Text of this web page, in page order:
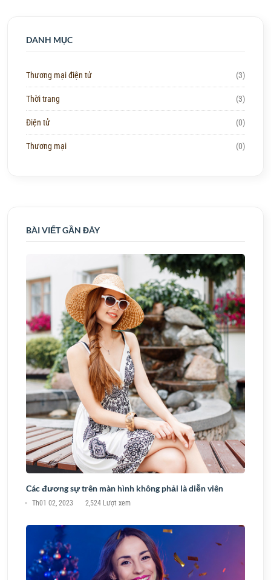
DANH MỤC
Thương mại điện tử (3)
Thời trang (3)
Điện tử (0)
Thương mại (0)
BÀI VIẾT GẦN ĐÂY
Các đương sự trên màn hình không phải là diễn viên
Th01 02, 2023 2,524 Lượt xem